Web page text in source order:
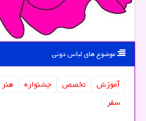
موضوع های لباس دونی
آموزش تخصص جشنواره هنر
سفر